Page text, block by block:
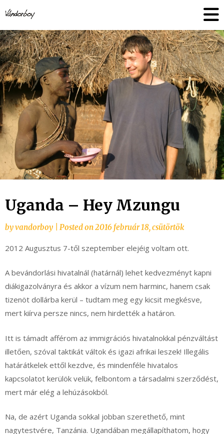
to
content
Uganda – Hey Mzungu
byvandorboy Posted on2016 február 18, csütörtök
2012 Augusztus 7-től szeptember elejéig voltam ott.
A bevándorlási hivatalnál (határnál) lehet kedvezményt kapni
diákigazolványra és akkor a vízum nem harminc, hanem csak
tizenöt dollárba kerül – tudtam meg egy kicsit megkésve,
mert kiírva persze nincs, nem hirdették a határon.
Itt is támadt afférom az immigrációs hivatalnokkal pénzváltást
illetően, szóval taktikát váltok és igazi afrikai leszek! Illegális
határátkelek ettől kezdve, és mindenféle hivatalos
kapcsolatot kerülök velük, felbontom a társadalmi szerződést,
mert már elég a lehúzásokból.
Na, de azért Uganda sokkal jobban szerethető, mint
nagytestvére, Tanzánia. Ugandában megállapíthatom, hogy